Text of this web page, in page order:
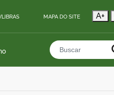
MAPA DO SITE A+